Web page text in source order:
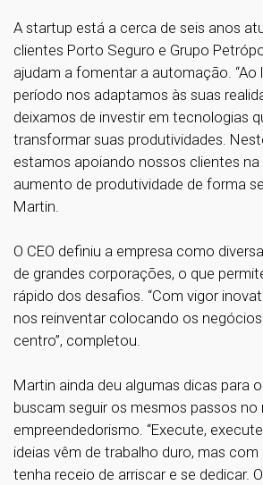
A startup está a cerca de seis anos
clientes Porto Seguro e Grupo
ajudam a fomentar a automação. “Ao
período nos adaptamos às suas
deixamos de investir em tecnologias
transformar suas produtividades.
estamos apoiando nossos clientes
aumento de produtividade de forma
Martin.
O CEO definiu a empresa como
de grandes corporações, o que
rápido dos desafios. “Com vigor
nos reinventar colocando os
centro”, completou.
Martin ainda deu algumas dicas para
buscam seguir os mesmos passos no
empreendedorismo. “Execute,
ideias vêm de trabalho duro, mas com
tenha receio de arriscar e se dedicar.